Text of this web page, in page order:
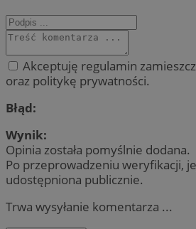
Akceptuję regulamin
oraz politykę prywatności.
Błąd:
Wynik:
Opinia została pomyślnie dodana.
Po przeprowadzeniu weryfikacji,
udostępniona publicznie.
Trwa wysyłanie komentarza ...